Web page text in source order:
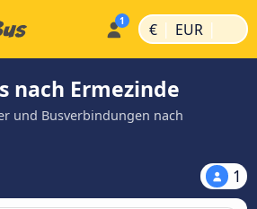
€ | EUR |
nach Ermezinde
und Busverbindungen nach
1